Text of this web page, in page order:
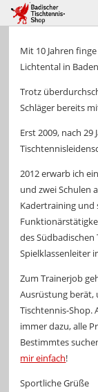
Mit 10 Jahren
Lichtental in
Trotz
Schläger bereits
Erst 2009, nach
2012 erwarb ich
und zwei Schulen
Kadertraining und
des
Spielklassenleiter
Zum Trainerjob
Ausrüstung berät,
Tischtennis-Shop.
immer dazu, alle
Bestimmtes
mir einfach!
Sportliche Grüße